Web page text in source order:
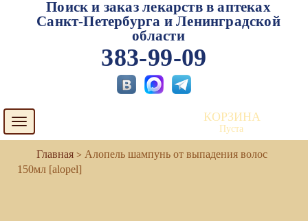
Поиск и заказ лекарств в аптеках
Санкт-Петербурга и Ленинградской
области
383-99-09
Toggle
navigation
КОРЗИНА
Пуста
Алопель шампунь от выпадения волос
150мл [alopel]